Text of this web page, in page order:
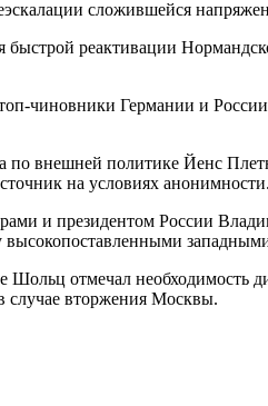
сложившейся
быстрой реактивации
чиновники Германии и
внешней политике Йенс
на условиях анонимности.
и президентом России
Шольц отмечал необходимость
случае вторжения Москвы.